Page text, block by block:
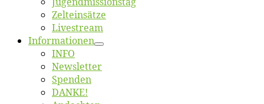
Zelt­ein­sät­ze
Live­stream
Informatio­nen
INFO
News­let­ter
Spen­den
DANKE!